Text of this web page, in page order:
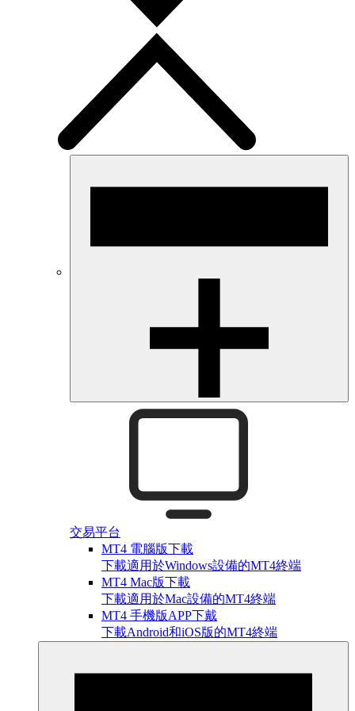
交易平台
MT4 電腦版下載
下載適用於Windows設備的MT4終端
MT4 Mac版下載
下載適用於Mac設備的MT4終端
MT4 手機版APP下戴
下載Android和iOS版的MT4終端